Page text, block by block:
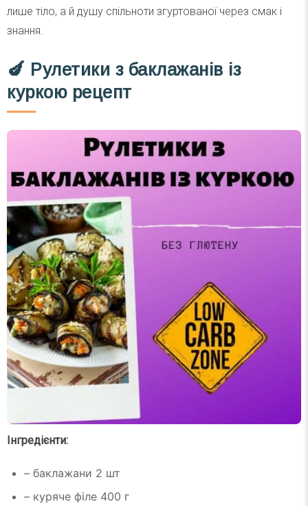
лише тіло, а й душу спільноти згуртованої через смак і
знання.
🍆 Рулетики з баклажанів із
куркоюрецепт
Інгредієнти:
– баклажани 2 шт
– куряче філе 400 г